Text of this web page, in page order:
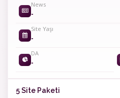
News
-
Site Yaşı
-
DA
-
5 Site Paketi